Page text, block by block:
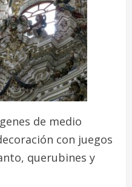
de medio
con juegos
querubines y